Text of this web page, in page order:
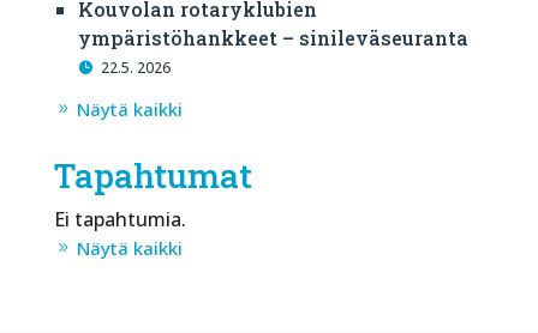
Kouvolan rotaryklubien
ympäristöhankkeet – sinileväseuranta
22.5. 2026
Näytä kaikki
Tapahtumat
Ei tapahtumia.
Näytä kaikki